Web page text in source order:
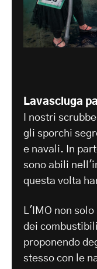
Lavasciuga
I nostri
gli sporchi
e navali. In
sono abili
questa volta
L'IMO non
dei
proponendo
stesso con le